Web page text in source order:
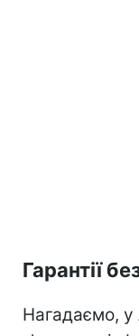
Гарантії
Нагадаємо, у